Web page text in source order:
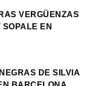
VERGÜENZAS
EN
DE SILVIA